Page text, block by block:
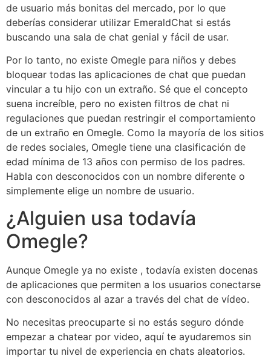
de usuario más bonitas del mercado, por lo que
deberías considerar utilizar EmeraldChat si estás
buscando una sala de chat genial y fácil de usar.
Por lo tanto, no existe Omegle para niños y debes
bloquear todas las aplicaciones de chat que puedan
vincular a tu hijo con un extraño. Sé que el concepto
suena increíble, pero no existen filtros de chat ni
regulaciones que puedan restringir el comportamiento
de un extraño en Omegle. Como la mayoría de los sitios
de redes sociales, Omegle tiene una clasificación de
edad mínima de 13 años con permiso de los padres.
Habla con desconocidos con un nombre diferente o
simplemente elige un nombre de usuario.
¿Alguien usa todavía
Omegle?
Aunque Omegle ya no existe , todavía existen docenas
de aplicaciones que permiten a los usuarios conectarse
con desconocidos al azar a través del chat de vídeo.
No necesitas preocuparte si no estás seguro dónde
empezar a chatear por video, aquí te ayudaremos sin
importar tu nivel de experiencia en chats aleatorios.